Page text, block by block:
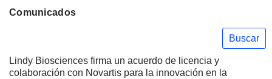
Comunicados
Buscar
Lindy Biosciences firma un acuerdo de licencia y
colaboración con Novartis para la innovación en la